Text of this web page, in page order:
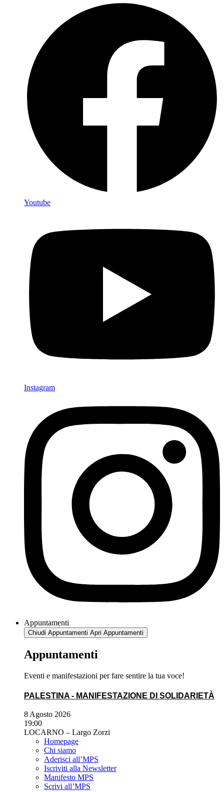
Youtube
Instagram
Appuntamenti
Chiudi Appuntamenti Apri Appuntamenti
Appuntamenti
Eventi e manifestazioni per fare sentire la tua voce!
PALESTINA - MANIFESTAZIONE DI SOLIDARIETÀ
8 Agosto 2026
19:00
LOCARNO – Largo Zorzi
Homepage
Chi siamo
Aderisci all’MPS
Iscriviti alla Newsletter
Manifesto MPS
Scrivi all’MPS